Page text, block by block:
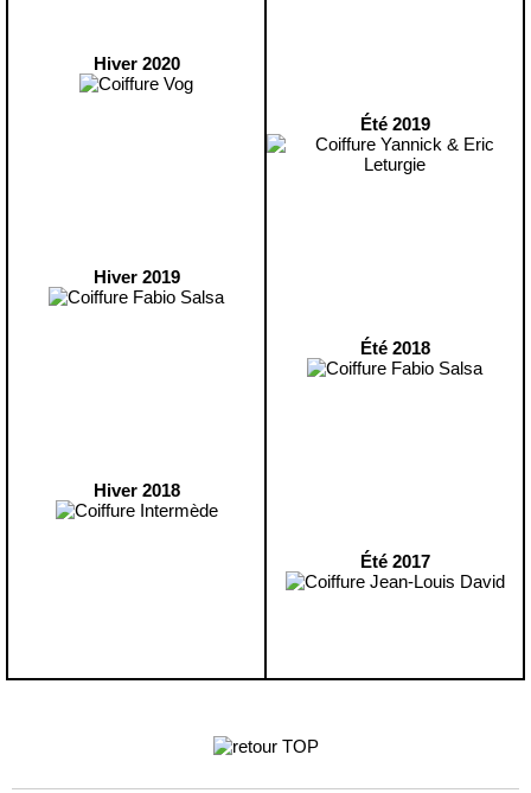
Hiver 2020
Hiver 2019
Hiver 2018
Été 2019
Été 2018
Été 2017